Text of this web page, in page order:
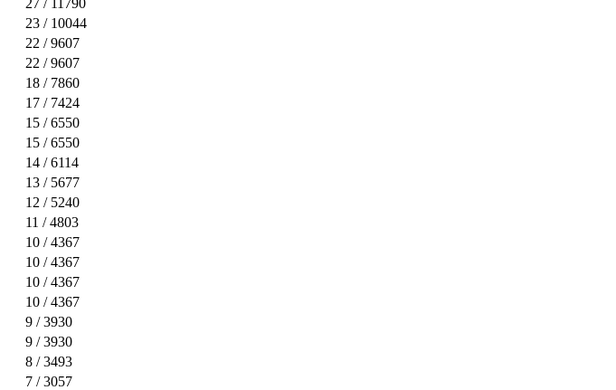
23 / 10044
22 / 9607
22 / 9607
18 / 7860
17 / 7424
15 / 6550
15 / 6550
14 / 6114
13 / 5677
12 / 5240
11 / 4803
10 / 4367
10 / 4367
10 / 4367
10 / 4367
9 / 3930
9 / 3930
8 / 3493
7 / 3057